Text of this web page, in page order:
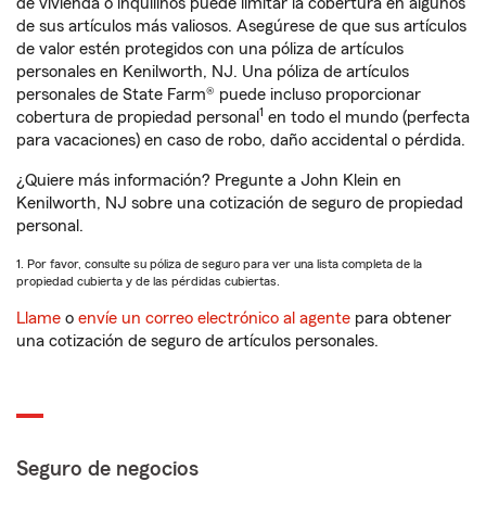
de vivienda o inquilinos puede limitar la cobertura en algunos
de sus artículos más valiosos. Asegúrese de que sus artículos
de valor estén protegidos con una póliza de artículos
personales en Kenilworth, NJ. Una póliza de artículos
personales de State Farm® puede incluso proporcionar
cobertura de propiedad personal 1 en todo el mundo (perfecta
para vacaciones) en caso de robo, daño accidental o pérdida.
¿Quiere más información? Pregunte a John Klein en
Kenilworth, NJ sobre una cotización de seguro de propiedad
personal.
1. Por favor, consulte su póliza de seguro para ver una lista completa de la
propiedad cubierta y de las pérdidas cubiertas.
Llame o envíe un correo electrónico al agente para obtener
una cotización de seguro de artículos personales.
Seguro de negocios